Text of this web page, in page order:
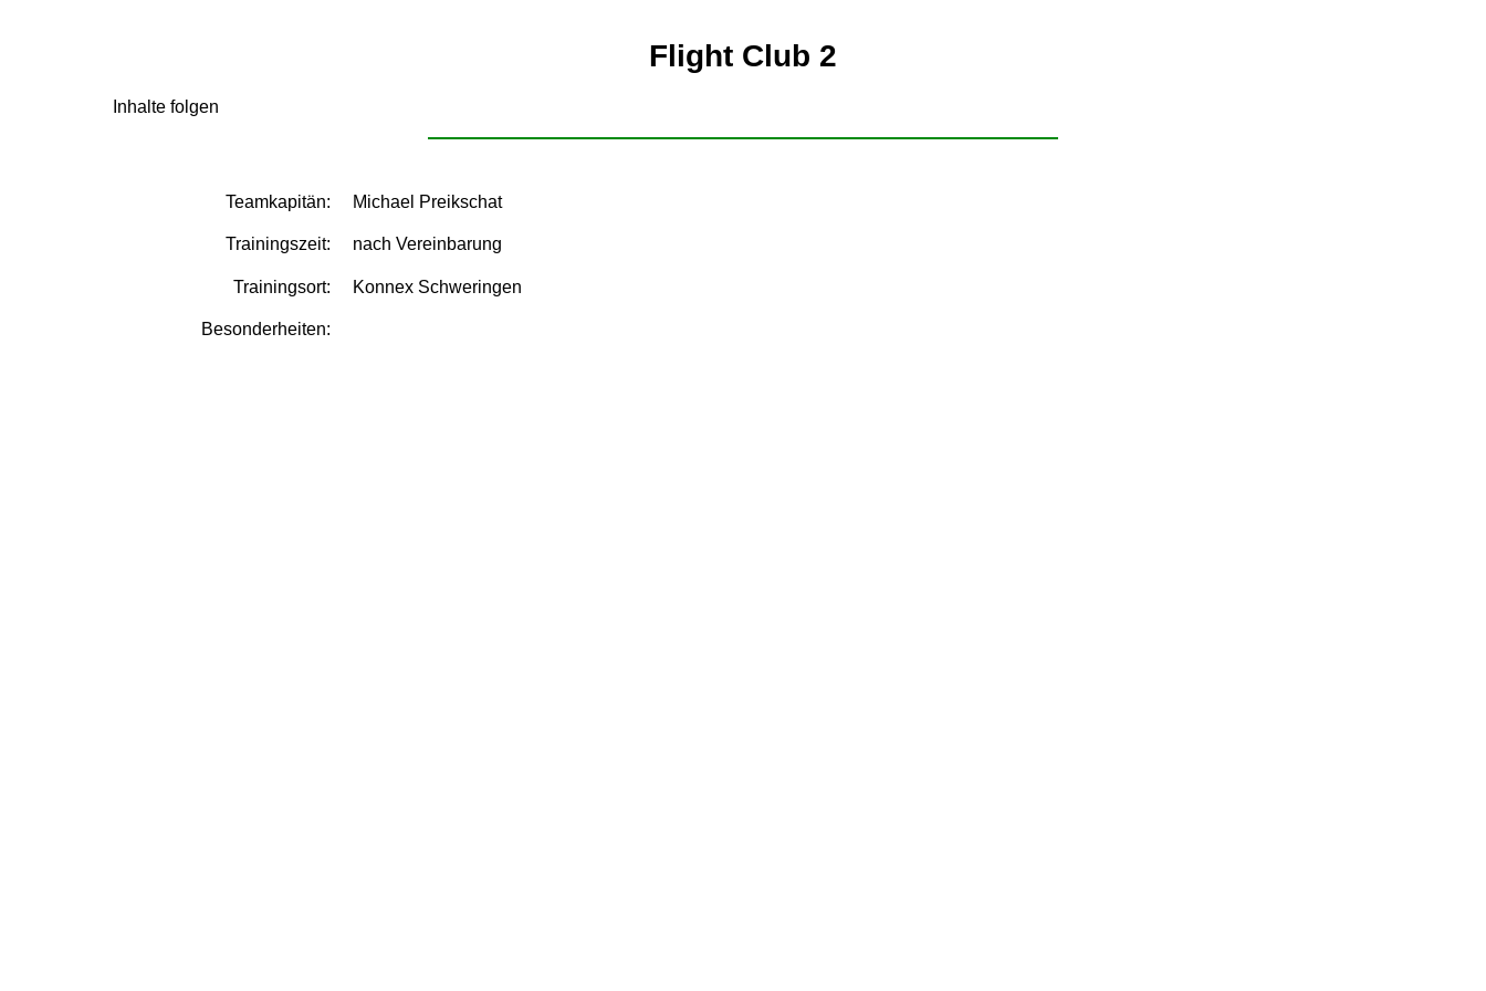
Flight Club 2
Inhalte folgen
Teamkapitän:
Trainingszeit:
Trainingsort:
Besonderheiten:
Michael Preikschat
nach Vereinbarung
Konnex Schweringen